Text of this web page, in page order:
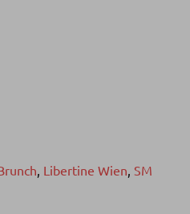
Libertine Wien SM